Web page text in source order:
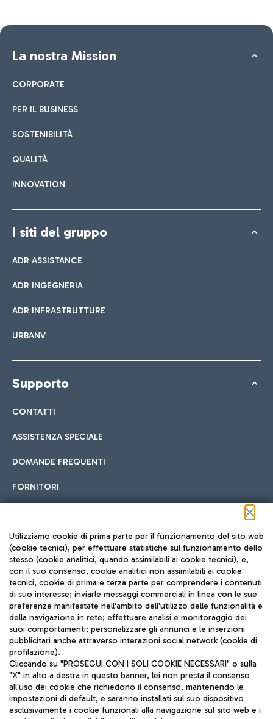
La nostra Mission
CORPORATE
PER IL BUSINESS
SOSTENIBILITÀ
QUALITÀ
INNOVATION
I siti del gruppo
ADR ASSISTANCE
ADR INGEGNERIA
ADR INFRASTRUTTURE
URBANV
Supporto
CONTATTI
ASSISTENZA SPECIALE
DOMANDE FREQUENTI
FORNITORI
Seguici sui social
TRAVEL JOURNAL
ITA
Utilizziamo cookie di prima parte per il funzionamento del sito web
(cookie tecnici), per effettuare statistiche sul funzionamento dello
stesso (cookie analitici, quando assimilabili ai cookie tecnici), e,
con il suo consenso, cookie analitici non assimilabili ai cookie
tecnici, cookie di prima e terza parte per comprendere i contenuti
di suo interesse; inviarle messaggi commerciali in linea con le sue
preferenze manifestate nell'ambito dell'utilizzo delle funzionalità e
della navigazione in rete; effettuare analisi e monitoraggio dei
suoi comportamenti; personalizzare gli annunci e le inserzioni
pubblicitari anche attraverso interazioni social network (cookie di
profilazione).
Cliccando su "PROSEGUI CON I SOLI COOKIE NECESSARI" o sulla
"X" in alto a destra in questo banner, lei non presta il consenso
all'uso dei cookie che richiedono il consenso, mantenendo le
impostazioni di default, e saranno installati sul suo dispositivo
esclusivamente i cookie funzionali alla navigazione sul sito web e i